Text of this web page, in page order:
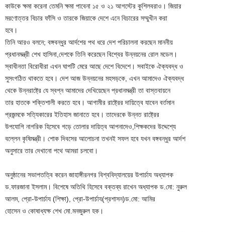
কাউকে ক্ষমা করেনা তেমনি ক্ষমা পাবেনা ১৫ ও ২১ আগস্টের কুশিলবরাও। জিয়ার
মরণোত্তর বিচার ফাঁসি ও তারকে জিয়াকে দেশে এনে বিচারের সম্মুখীন করা
হবে।
তিনি আরও বলনে; বঙ্গবন্ধুর আর্দশের পথ ধরে দেশ পরিচালনা করছেন মাননীয়
প্রধানমন্ত্রী শেখ হাসিনা,দেশকে তিনি করেছেন বিশ্বের উন্নয়নের রোল মডেল।
স্বাধীনতা বিরোধীরা এখন ঘাপটি মেরে আছে দেশে বিদেশে। সবাইকে ঐক্যবদ্ধ ও
সুসংগঠিত থাকতে হবে। দেশ আজ উন্নয়নের মহসড়কে, এখন আমাদেও ঐক্যবদ্ধ
থেকে উন্নরাষ্ট্রে যে স্বপ্ন আমাদের দেখিয়েছেন প্রধানমন্ত্রী তা বাস্তবায়নে
তার হাতকে শক্তিশালী করতে হবে। আগামীর রাষ্ট্রের দায়িত্বে যাবেন বর্তমান
প্রজন্মকে সত্যিকারের ইতিহাস জানাতে হবে। তাদেরকে উন্নত রাষ্ট্রের
উপযোগি নাগরিক হিসেবে গড়ে তোলার দায়িত্ব আপনাদেও,শিক্ষকদের উদ্দেশ্যে
বল্লেন কৃষিমন্ত্রী। শোক দিবসের আলোচনা তখনই সফল হবে যখন বঙ্গবন্ধুর আর্দশ
অনুসারে তার দেখানো পথে আমরা চলবো।
অনুষ্ঠানের সভাপতত্বি করেন জাহাঙ্গীরনগর বিশ্ববিদ্যালয়ের উপার্চায অধ্যাপক
ড.ফারজানা ইসলাম। বিশেষে অতিথি হিসেবে বক্তব্য রাখেন অধ্যাপক ড.মো: নুরুল
আলম, প্রো-উপার্চায (শিক্ষা), প্রো-উপার্চায(প্রশাসন)ড.মো: আমির
হোসেন ও কোষাধ্যক্ষ শেখ মো.মনজুরুল হক।